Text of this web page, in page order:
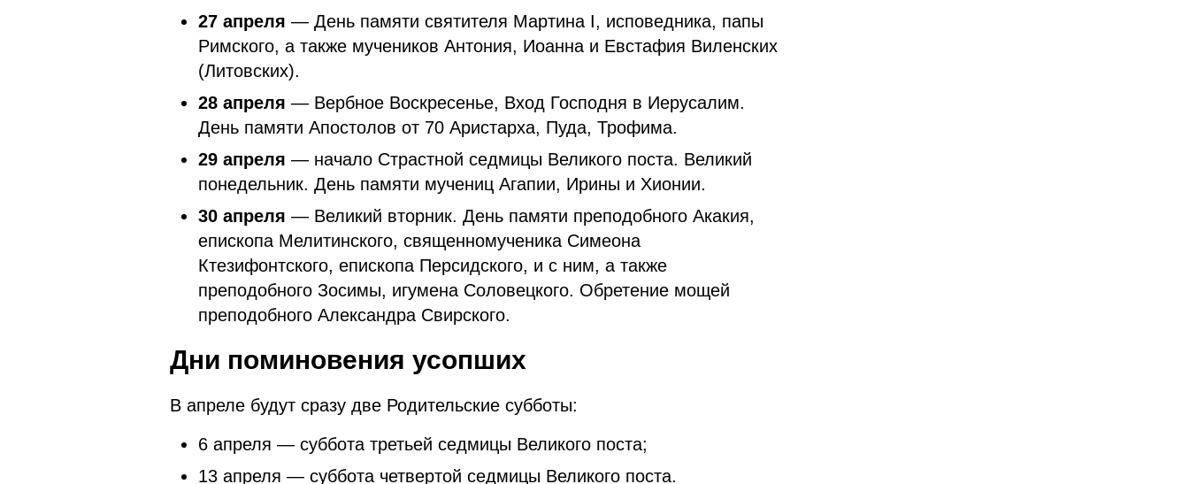
27 апреля — День памяти святителя Мартина I, исповедника, папы
Римского, а также мучеников Антония, Иоанна и Евстафия Виленских
(Литовских).
28 апреля — Вербное Воскресенье, Вход Господня в Иерусалим.
День памяти Апостолов от 70 Аристарха, Пуда, Трофима.
29 апреля — начало Страстной седмицы Великого поста. Великий
понедельник. День памяти мучениц Агапии, Ирины и Хионии.
30 апреля — Великий вторник. День памяти преподобного Акакия,
епископа Мелитинского, священномученика Симеона
Ктезифонтского, епископа Персидского, и с ним, а также
преподобного Зосимы, игумена Соловецкого. Обретение мощей
преподобного Александра Свирского.
Дни поминовения усопших
В апреле будут сразу две Родительские субботы:
6 апреля — суббота третьей седмицы Великого поста;
13 апреля — суббота четвертой седмицы Великого поста.